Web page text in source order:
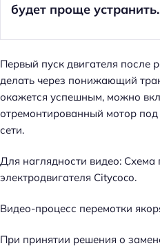
будет проще устранить.
Первый пуск двигателя после
делать через понижающий
окажется успешным, можно
отремонтированный мотор
сети.
Для наглядности видео: Схема
электродвигателя Citycoco.
Видео-процесс перемотки
При принятии решения о